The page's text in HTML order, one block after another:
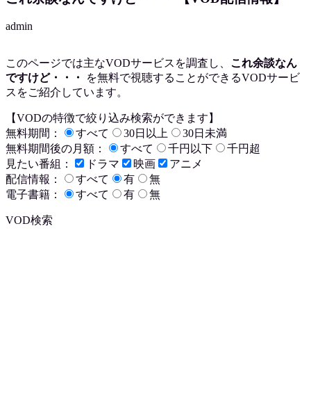
admin
このページでは主なVODサービスを調査し、 これ余談なん
ですけど・・・
を無料で視聴することができるVODサービ
スをご紹介しています。
【VODの特徴で絞り込み検索ができます】
無料期間：
すべて 30日以上
30日未満
無料期間後の月額：
すべて 千円以下
千円超
見たい番組：
ドラマ 映画
アニメ
配信情報：
すべて 有
無
電子書籍：
すべて 有 無
VOD検索